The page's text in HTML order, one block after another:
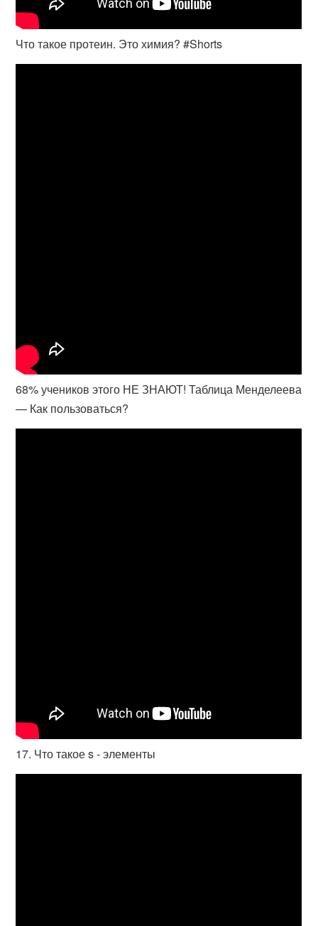
Что такое протеин. Это химия? #Shorts
68% учеников этого НЕ ЗНАЮТ! Таблица Менделеева
— Как пользоваться?
17. Что такое s - элементы